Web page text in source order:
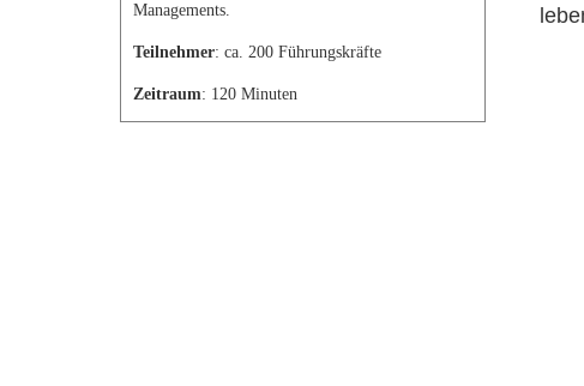
Managements.
Teilnehmer: ca. 200 Führungskräfte
Zeitraum: 120 Minuten